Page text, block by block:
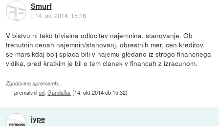
Smurf
:: 14. okt 2014, 15:18
V bistvu ni tako trivialna odlocitev najemnina, stanovanje. Ob
trenutnih cenah najemnin/stanovanj, obrestnih mer, cen kreditov,
se marsikdaj bolj splaca biti v najemu gledano iz strogo financnega
vidika, pred kratkim je bil o tem clanek v financah z izracunom.
Zgodovina sprememb…
premaknilod:Gandalfar(14. okt 2014 ob 15:32)
jype